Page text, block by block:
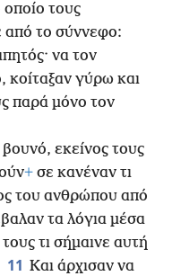
τους
από το σύννεφο:
να τον
κοίταξαν γύρω και
παρά μόνο τον
εκείνος τους
+ σε κανέναν τι
του ανθρώπου από
τα λόγια μέσα
τι σήμαινε αυτή
11 Και άρχισαν να